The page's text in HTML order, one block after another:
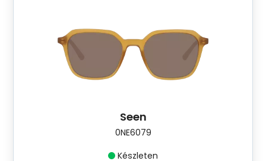
Seen
0NE6079
Készleten